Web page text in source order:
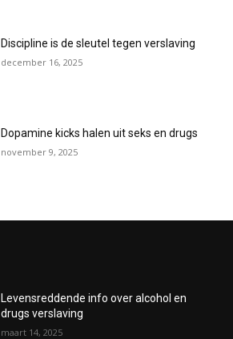
Discipline is de sleutel tegen verslaving
december 16, 2025
Dopamine kicks halen uit seks en drugs
november 9, 2025
Levensreddende info over alcohol en
drugs verslaving
maart 14, 2025